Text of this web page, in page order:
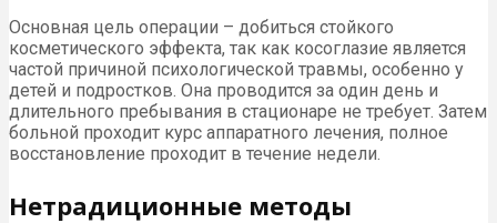
Основная цель операции – добиться стойкого
косметического эффекта, так как косоглазие является
частой причиной психологической травмы, особенно у
детей и подростков. Она проводится за один день и
длительного пребывания в стационаре не требует. Затем
больной проходит курс аппаратного лечения, полное
восстановление проходит в течение недели.
Нетрадиционные методы